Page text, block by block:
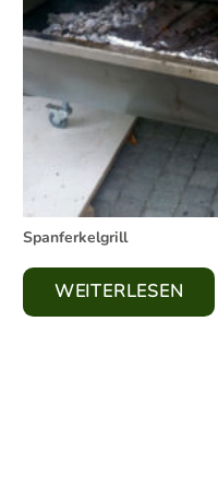
Spanferkelgrill
WEITERLESEN